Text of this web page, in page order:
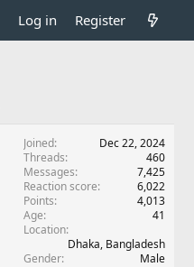
Log in Register
Joined
Dec 22, 2024
Threads
460
Messages
7,425
Reaction score
6,022
Points
4,013
Age
41
Location
Dhaka, Bangladesh
Gender
Male